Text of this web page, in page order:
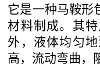
它是一种马鞍形
材料制成。其
外，液体均匀
高，流动弯曲，